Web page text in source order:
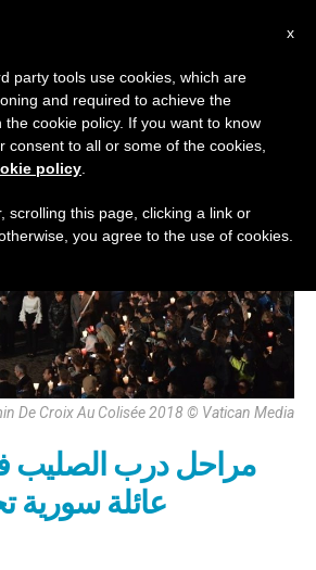
De Croix Au Colisée 2018 © Vatican Media
مراحل درب الصليب
عائلة سورية
x
party tools use cookies, which are
and required to achieve the
the cookie policy. If you want to know
consent to all or some of the cookies,
policy
scrolling this page, clicking a link or
you agree to the use of cookies.